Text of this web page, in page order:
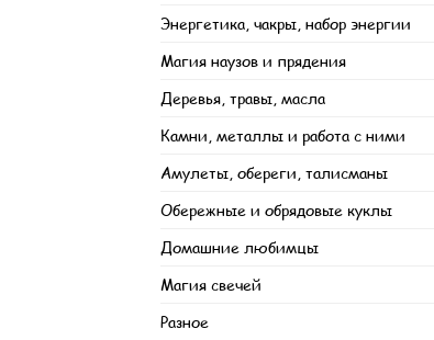
Энергетика, чакры, набор энергии
Магия наузов и прядения
Деревья, травы, масла
Камни, металлы и работа с ними
Амулеты, обереги, талисманы
Обережные и обрядовые куклы
Домашние любимцы
Магия свечей
Разное